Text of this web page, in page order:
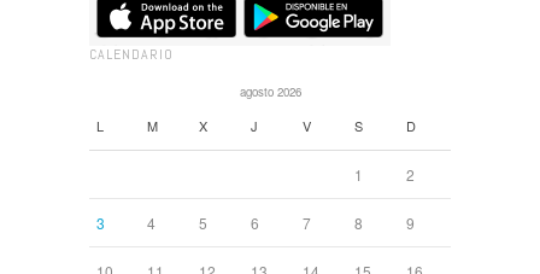
CALENDARIO
agosto 2026
L M X J V S D
1 2
3 4 5 6 7 8 9